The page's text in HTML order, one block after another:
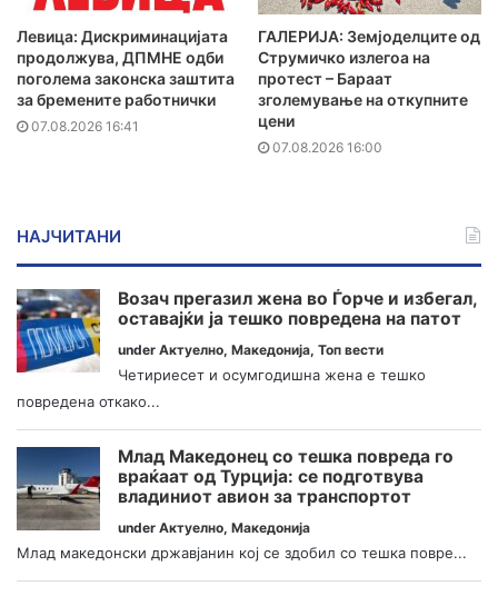
Левица: Дискриминацијата
продолжува, ДПМНЕ одби
поголема законска заштита
за бремените работнички
07.08.2026 16:41
ГАЛЕРИЈА: Земјоделците од
Струмичко излегоа на
протест – Бараат
зголемување на откупните
цени
07.08.2026 16:00
НАЈЧИТАНИ
Возач прегазил жена во Ѓорче и избегал,
оставајќи ја тешко повредена на патот
under Актуелно, Македонија, Топ вести
Четириесет и осумгодишна жена е тешко
повредена откако...
Млад Македонец со тешка повреда го
враќаат од Турција: се подготвува
владиниот авион за транспортот
under Актуелно, Македонија
Млад македонски државјанин кој се здобил со тешка повре...